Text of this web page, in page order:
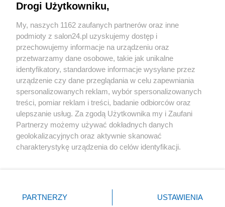
Sport
Społeczeństwo
Kultura
X Facebook Instagram Youtube
Drogi Użytkowniku,
My, naszych 1162 zaufanych partnerów oraz inne
podmioty z salon24.pl uzyskujemy dostęp i
przechowujemy informacje na urządzeniu oraz
przetwarzamy dane osobowe, takie jak unikalne
identyfikatory, standardowe informacje wysyłane przez
urządzenie czy dane przeglądania w celu zapewniania
spersonalizowanych reklam, wybór spersonalizowanych
treści, pomiar reklam i treści, badanie odbiorców oraz
ulepszanie usług. Za zgodą Użytkownika my i Zaufani
Partnerzy możemy używać dokładnych danych
geolokalizacyjnych oraz aktywnie skanować
charakterystykę urządzenia do celów identyfikacji.
zmienić/wycofać klikając przycisk ustawień prywatności
znajdujący się w lewym dolnym rogu strony
PARTNERZY USTAWIENIA